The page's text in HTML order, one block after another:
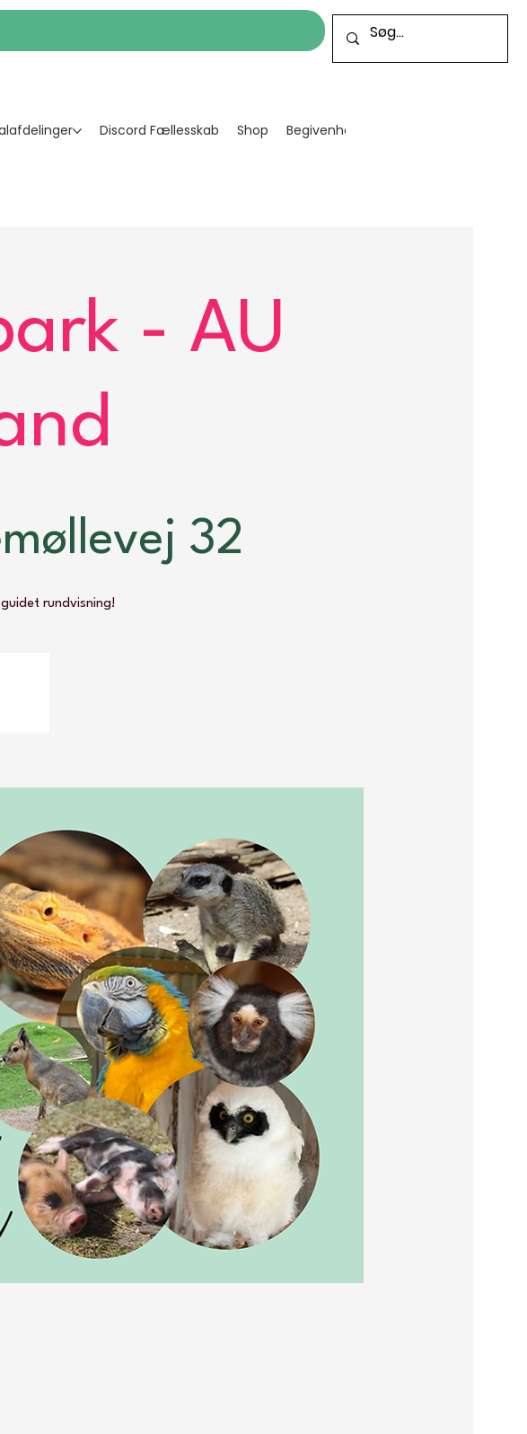
Discord Fællesskab Shop Begivenheder
- AU
32
rundvisning!